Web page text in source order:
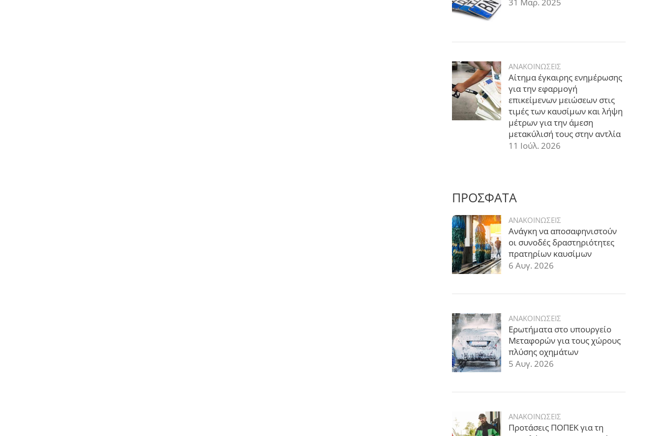
ΑΝΑΚΟΙΝΩΣΕΙΣ
Αίτημα έγκαιρης ενημέρωσης
για την εφαρμογή
επικείμενων μειώσεων στις
τιμές των καυσίμων και λήψη
μέτρων για την άμεση
μετακύλισή τους στην αντλία
11 Ιούλ. 2026
ΠΡΟΣΦΑΤΑ
ΑΝΑΚΟΙΝΩΣΕΙΣ
Ανάγκη να αποσαφηνιστούν
οι συνοδές δραστηριότητες
πρατηρίων καυσίμων
6 Αυγ. 2026
ΑΝΑΚΟΙΝΩΣΕΙΣ
Ερωτήματα στο υπουργείο
Μεταφορών για τους χώρους
πλύσης οχημάτων
5 Αυγ. 2026
ΑΝΑΚΟΙΝΩΣΕΙΣ
Προτάσεις ΠΟΠΕΚ για τη